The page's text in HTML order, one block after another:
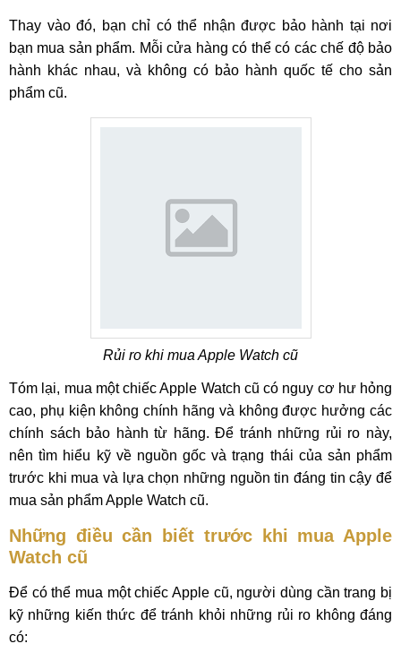
Thay vào đó, bạn chỉ có thể nhận được bảo hành tại nơi
bạn mua sản phẩm. Mỗi cửa hàng có thể có các chế độ bảo
hành khác nhau, và không có bảo hành quốc tế cho sản
phẩm cũ.
Rủi ro khi mua Apple Watch cũ
Tóm lại, mua một chiếc Apple Watch cũ có nguy cơ hư hỏng
cao, phụ kiện không chính hãng và không được hưởng các
chính sách bảo hành từ hãng. Để tránh những rủi ro này,
nên tìm hiểu kỹ về nguồn gốc và trạng thái của sản phẩm
trước khi mua và lựa chọn những nguồn tin đáng tin cậy để
mua sản phẩm Apple Watch cũ.
Những điều cần biết trước khi mua Apple
Watch cũ
Để có thể mua một chiếc Apple cũ, người dùng cần trang bị
kỹ những kiến thức để tránh khỏi những rủi ro không đáng
có: